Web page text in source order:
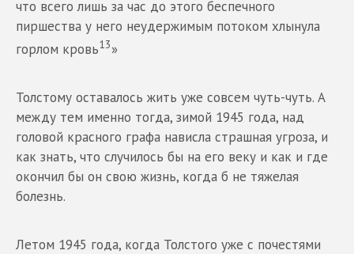
что всего лишь за час до этого беспечного
пиршества у него неудержимым потоком хлынула
горлом кровь13»
Толстому оставалось жить уже совсем чуть-чуть. А
между тем именно тогда, зимой 1945 года, над
головой красного графа нависла страшная угроза, и
как знать, что случилось бы на его веку и как и где
окончил бы он свою жизнь, когда б не тяжелая
болезнь.
Летом 1945 года, когда Толстого уже с почестями